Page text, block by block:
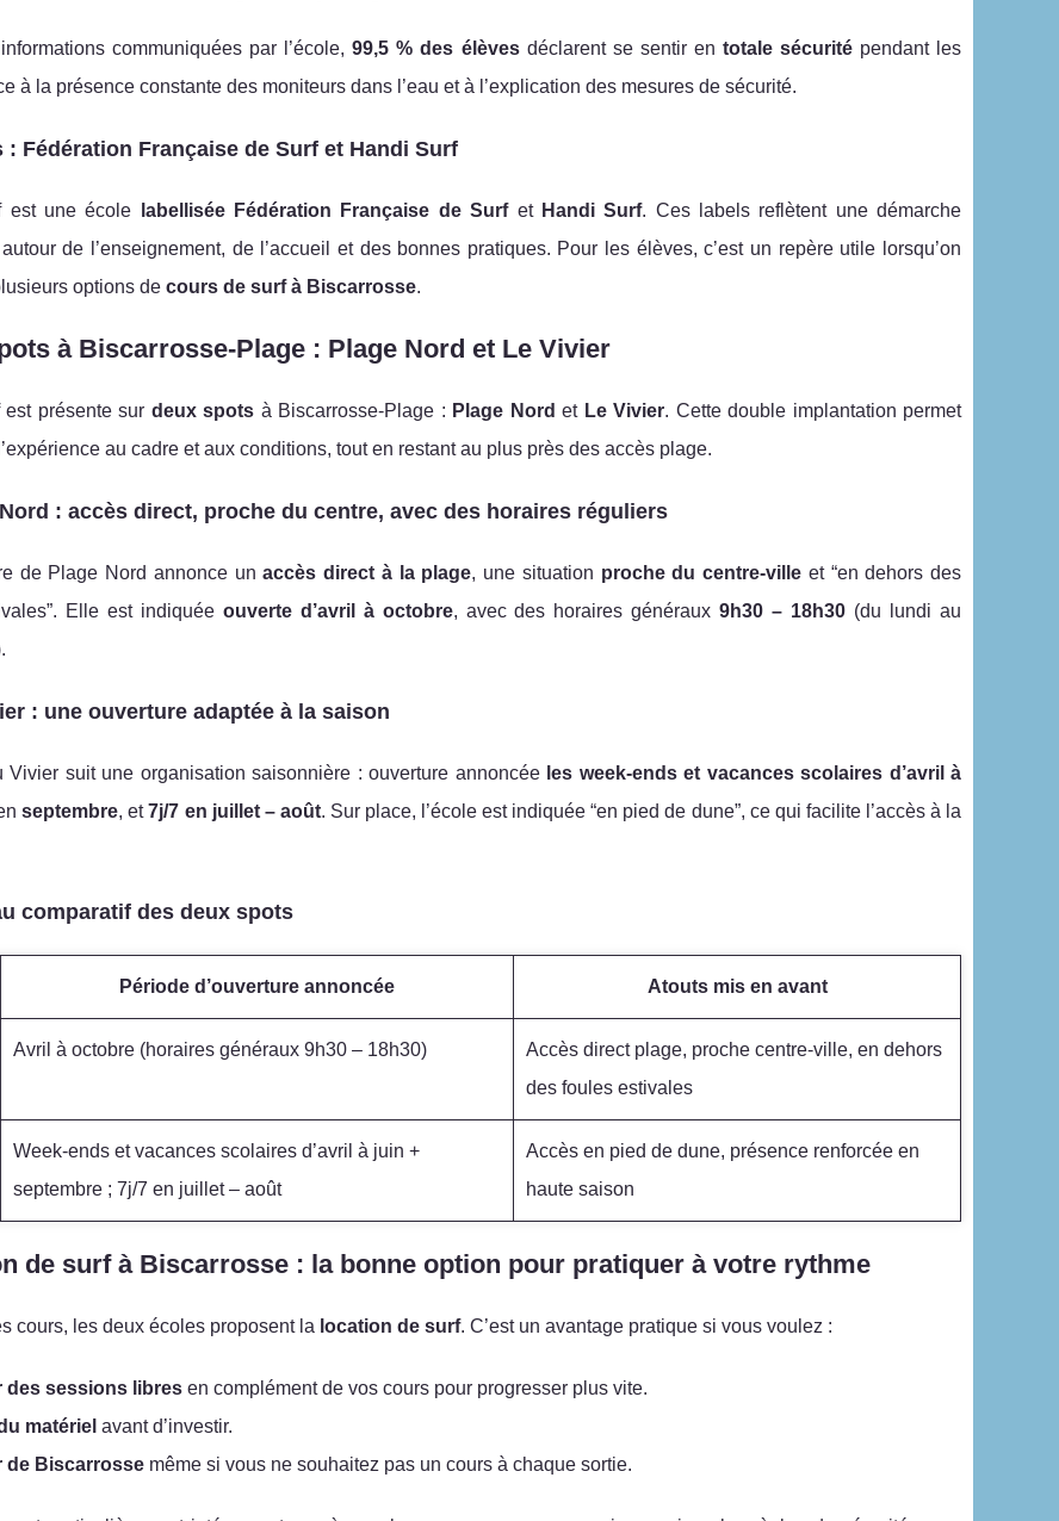
communiquées par l’école,99,5 % des élèvesdéclarent se sentir en totale sécuritépendant les
à la présence constante des moniteurs dans l’eau et à l’explication des mesures de sécurité.
: Fédération Française de Surf et Handi Surf
est une école labellisée Fédération Française de Surfet Handi Surf. Ces labels reflètent une démarche
de l’enseignement, de l’accueil et des bonnes pratiques. Pour les élèves, c’est un repère utile lorsqu’on
options de cours de surf à Biscarrosse.
à Biscarrosse-Plage : Plage Nord et Le Vivier
est présente sur deux spots à Biscarrosse-Plage : Plage Nord et Le Vivier. Cette double implantation permet
au cadre et aux conditions, tout en restant au plus près des accès plage.
: accès direct, proche du centre, avec des horaires réguliers
de Plage Nord annonce unaccès direct à la plage, une situation proche du centre-ville et “en dehors des
Elle est indiquée ouverte d’avril à octobre, avec des horaires généraux9h30 – 18h30 (du lundi au
: une ouverture adaptée à la saison
Vivier suit une organisation saisonnière : ouverture annoncée les week-ends et vacances scolaires d’avril à
septembre, et7j/7 en juillet – août. Sur place, l’école est indiquée “en pied de dune”, ce qui facilite l’accès à la
comparatif des deux spots
Période d’ouverture annoncée Atouts mis en avant
Avril à octobre (horaires généraux 9h30 – 18h30)
Accès direct plage, proche centre-ville, en dehors
des foules estivales
Week-ends et vacances scolaires d’avril à juin +
septembre ; 7j/7 en juillet – août
Accès en pied de dune, présence renforcée en
haute saison
de surf à Biscarrosse : la bonne option pour pratiquer à votre rythme
cours, les deux écoles proposent la location de surf. C’est un avantage pratique si vous voulez :
des sessions libres en complément de vos cours pour progresser plus vite.
matériel avant d’investir.
de Biscarrosse même si vous ne souhaitez pas un cours à chaque sortie.